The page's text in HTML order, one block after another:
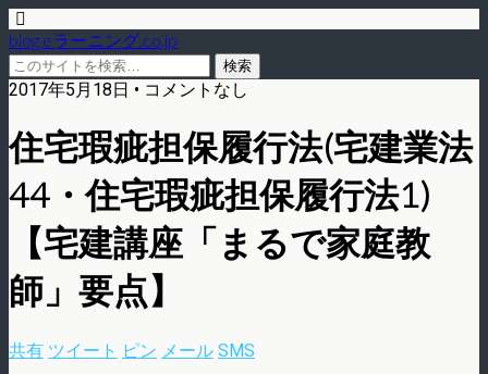
blog.eラーニング.co.jp
2017年5月18日 • コメントなし
住宅瑕疵担保履行法(宅建業法
44・住宅瑕疵担保履行法1)
【宅建講座「まるで家庭教
師」要点】
共有 ツイート ピン メール SMS